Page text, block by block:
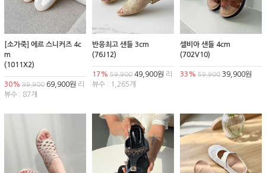
[소가죽] 에르 스니커즈 4c
m
(1011X2)
30% 99,900 69,900원 리
뷰수 : 87개
반응최고 샌들 3cm
(76J12)
17% 59,90049,900원 리
뷰수 : 1,265개
셀비아 샌들 4cm
(702V10)
33% 59,90039,900원